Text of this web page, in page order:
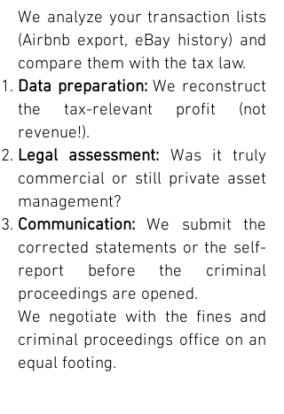
We analyze your transaction lists
(Airbnb export, eBay history) and
compare them with the tax law.
Data preparation:We reconstruct
the tax-relevant profit (not
revenue!).
Legal assessment: Was it truly
commercial or still private asset
management?
Communication: We submit the
corrected statements or the self-
report before the criminal
proceedings are opened.
We negotiate with the fines and
criminal proceedings office on an
equal footing.